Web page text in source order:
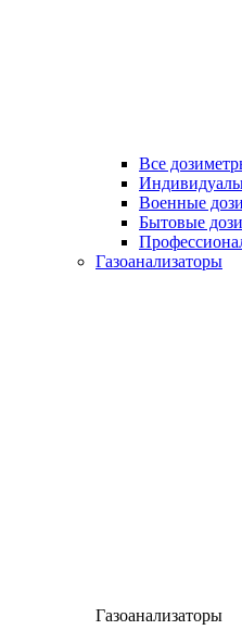
Все
Военные
Бытовые
Газоанализаторы
Газоанализаторы